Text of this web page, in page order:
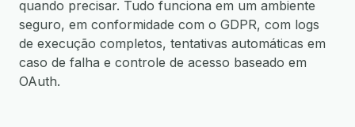
quando precisar. Tudo funciona em um ambiente
seguro, em conformidade com o GDPR, com logs
de execução completos, tentativas automáticas em
caso de falha e controle de acesso baseado em
OAuth.